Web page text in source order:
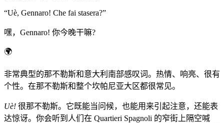
“Uè, Gennaro! Che fai stasera?”
嘿，Gennaro! 你今晚干嘛?
🌍
非常典型的那不勒斯和意大利南部感叹词。热情、响亮、很有
个性。在那不勒斯和整个坎帕尼亚大区都很常见。
Uè! 很那不勒斯。它既能当问候，也能用来引起注意，还能表
达惊讶。你会听到人们在 Quartieri Spagnoli 的窄街上隔空喊